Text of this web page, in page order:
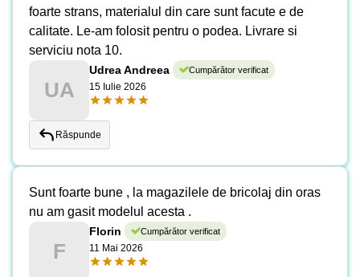
UA
Udrea Andreea Cumpărător verificat
15 Iulie 2026
foarte strans, materialul din care sunt facute e de
calitate. Le-am folosit pentru o podea. Livrare si
serviciu nota 10.
Răspunde
F
Florin Cumpărător verificat
11 Mai 2026
Sunt foarte bune , la magazilele de bricolaj din oras
nu am gasit modelul acesta .